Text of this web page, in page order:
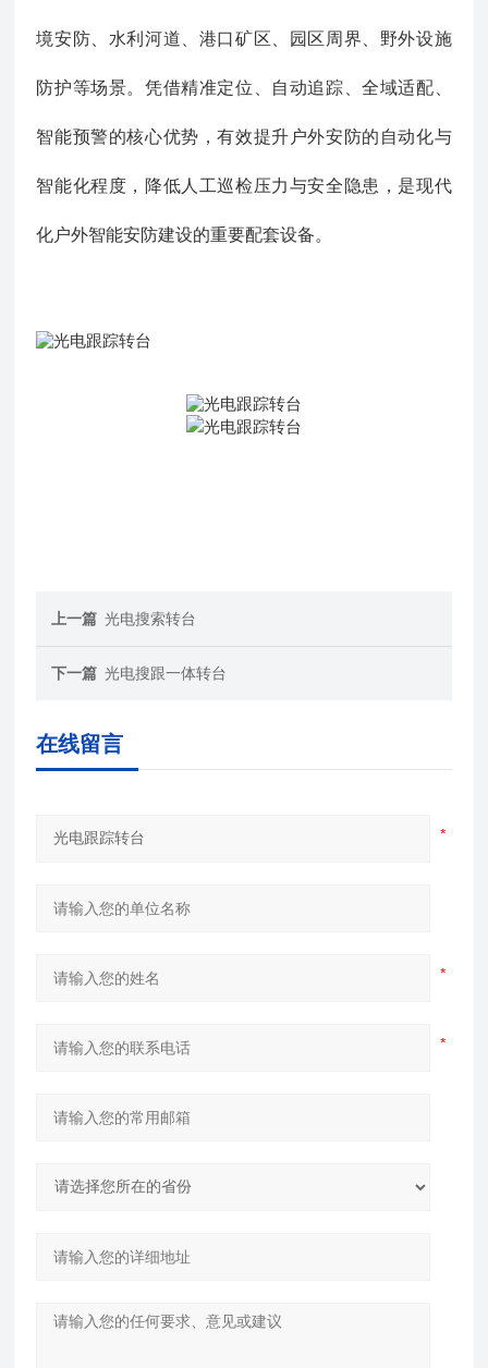
境安防、水利河道、港口矿区、园区周界、野外设施
防护等场景。凭借精准定位、自动追踪、全域适配、
智能预警的核心优势，有效提升户外安防的自动化与
智能化程度，降低人工巡检压力与安全隐患，是现代
化户外智能安防建设的重要配套设备。
上一篇 光电搜索转台
下一篇 光电搜跟一体转台
在线留言